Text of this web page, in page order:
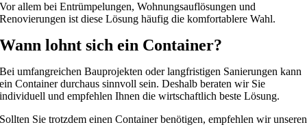
Vor allem bei Entrümpelungen, Wohnungsauflösungen und
Renovierungen ist diese Lösung häufig die komfortablere Wahl.
Wann lohnt sich ein Container?
Bei umfangreichen Bauprojekten oder langfristigen Sanierungen kann
ein Container durchaus sinnvoll sein. Deshalb beraten wir Sie
individuell und empfehlen Ihnen die wirtschaftlich beste Lösung.
Sollten Sie trotzdem einen Container benötigen, empfehlen wir unseren